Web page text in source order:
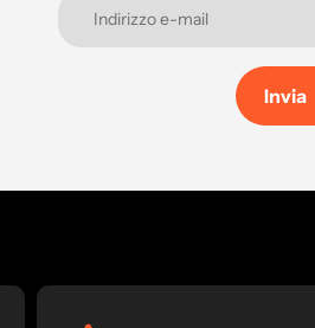
Invia